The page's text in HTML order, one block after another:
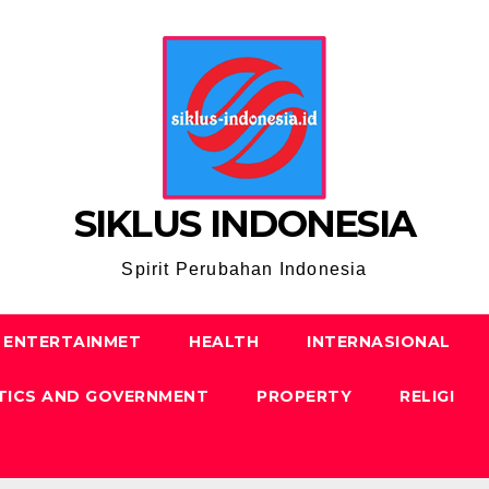
SIKLUS INDONESIA
Spirit Perubahan Indonesia
ENTERTAINMET HEALTH INTERNASIONAL
AND GOVERNMENT PROPERTY RELIGI